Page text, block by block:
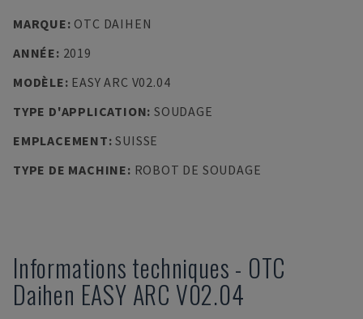
MARQUE: OTC DAIHEN
ANNÉE: 2019
MODÈLE: EASY ARC V02.04
TYPE D'APPLICATION: SOUDAGE
EMPLACEMENT:SUISSE
TYPE DE MACHINE: ROBOT DE SOUDAGE
Informations techniques - OTC
Daihen EASY ARC V02.04